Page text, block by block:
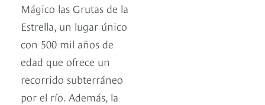
Mágico las Grutas de la
Estrella, un lugar único
con 500 mil años de
edad que ofrece un
recorrido subterráneo
por el río. Además, la